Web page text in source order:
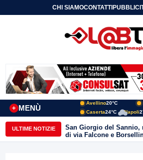
CHI SIAMOCONTATTI
MENÙ
+
Avellino20°C
Caserta24°C Napoli
ULTIME NOTIZIE
San Giorgio del Sannio,
di via Falcone e
Lombardi replicano alle